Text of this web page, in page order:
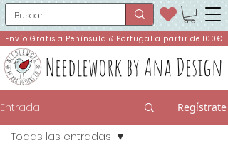
Needlework by Ana Design
Envío Gratis a Península & Portugal a partir de 100€
Entrada Regístrate
Todas las entradas